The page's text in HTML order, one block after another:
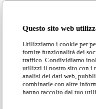
Questo sito web
Utilizziamo i cookie per
fornire funzionalità dei
traffico. Condividiamo
utilizzi il nostro sito con i
analisi dei dati web,
combinarle con altre
hanno raccolto dal tuo
Dimensioni